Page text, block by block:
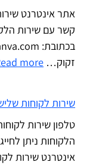
קשר עם שירות
זקוק… more
שירות לקוחות
טלפון שירות
אינטרנט שירות